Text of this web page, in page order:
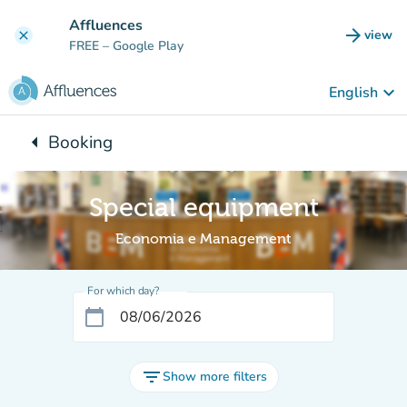
clear Affluences
FREE – Google Play arrow_forward view
(new
English keyboard_arrow_down
arrow_leftBack to:
Booking
Special equipment
Economia e Management
For which day?
calendar_today
filter_listShow more filters